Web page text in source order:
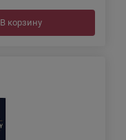
В корзину